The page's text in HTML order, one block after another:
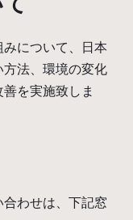
について、日本
法、環境の変化
を実施致しま
わせは、下記窓